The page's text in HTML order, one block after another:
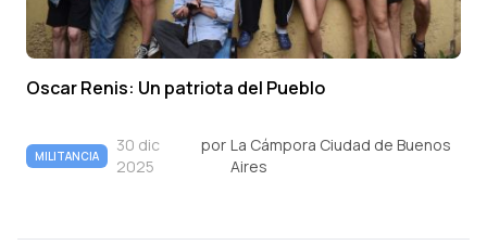
Oscar Renis: Un patriota del Pueblo
MILITANCIA
30 dic
2025
por La Cámpora Ciudad de Buenos
Aires